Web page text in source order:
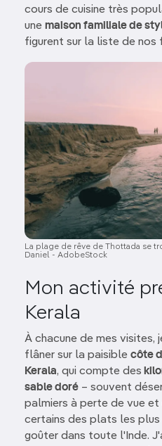
cours de cuisine très
une maison familiale de
figurent sur la liste de nos
Image
La plage de rêve de Thottada se
Daniel - AdobeStock
Mon activité
Kerala
À chacune de mes visites,
flâner sur la paisible côte
Kerala, qui compte des
sable doré – souvent
palmiers à perte de vue et
certains des plats les plus
goûter dans toute l'Inde.